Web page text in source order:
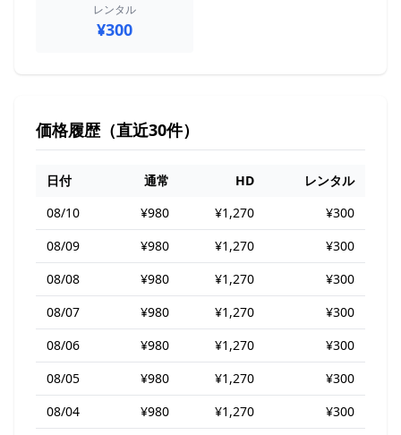
レンタル
¥300
価格履歴（直近30件）
日付 通常 HD
レンタル
08/10
¥980 ¥1,270
¥300
08/09
¥980 ¥1,270
¥300
08/08
¥980 ¥1,270
¥300
08/07
¥980 ¥1,270
¥300
08/06
¥980 ¥1,270
¥300
08/05
¥980 ¥1,270
¥300
08/04
¥980 ¥1,270 ¥300